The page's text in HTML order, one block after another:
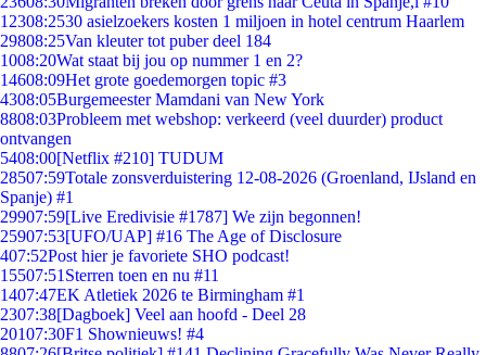
12308:2530 asielzoekers kosten 1 miljoen in hotel centrum Haarlem
29808:25Van kleuter tot puber deel 184
1008:20Wat staat bij jou op nummer 1 en 2?
14608:09Het grote goedemorgen topic #3
4308:05Burgemeester Mamdani van New York
8808:03Probleem met webshop: verkeerd (veel duurder) product
ontvangen
5408:00[Netflix #210] TUDUM
28507:59Totale zonsverduistering 12-08-2026 (Groenland, IJsland en
Spanje) #1
29907:59[Live Eredivisie #1787] We zijn begonnen!
25907:53[UFO/UAP] #16 The Age of Disclosure
407:52Post hier je favoriete SHO podcast!
15507:51 Sterren toen en nu #11
1407:47EK Atletiek 2026 te Birmingham #1
2307:38[Dagboek] Veel aan hoofd - Deel 28
20107:30F1 Shownieuws! #4